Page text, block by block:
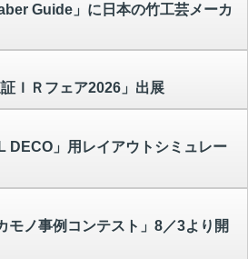
Guide」に日本の竹工芸メーカ
ＩＲフェア2026」出展
」用レイアウトシミュレー
ノ事例コンテスト」8／3より開